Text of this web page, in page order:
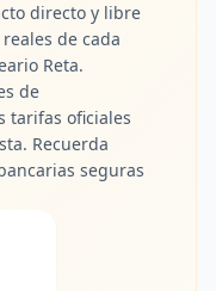
directo y libre
de cada
Reta.
de
tarifas oficiales
Recuerda
seguras